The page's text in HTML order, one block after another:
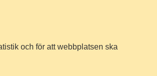
och för att webbplatsen ska